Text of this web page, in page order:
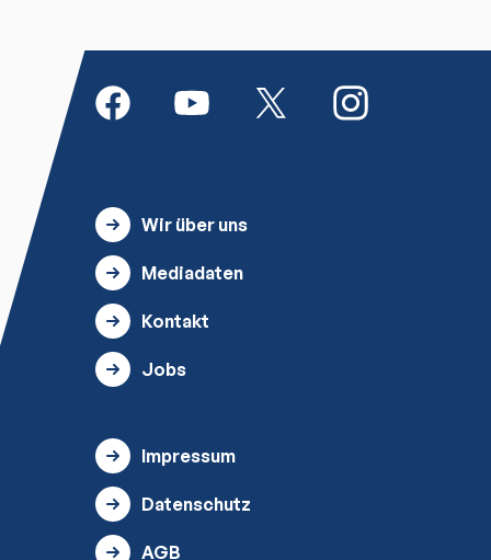
Wir über uns
Mediadaten
Kontakt
Jobs
Impressum
Datenschutz
AGB